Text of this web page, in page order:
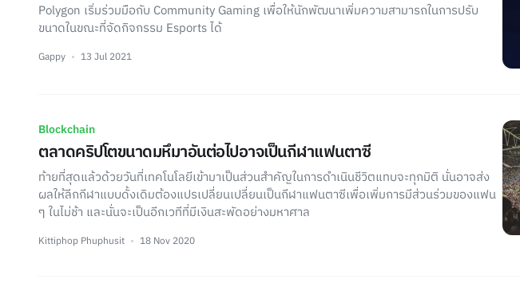
Polygon เริ่มร่วมมือกับ Community Gaming เพื่อให้นักพัฒนาเพิ่มความสามารถในการปรับ
ขนาดในขณะที่จัดกิจกรรม Esports ได้
Gappy 13 Jul 2021
Blockchain
ตลาดคริปโตขนาดมหึมาอันต่อไปอาจเป็นกีฬาแฟนตาซี
ท้ายที่สุดแล้วด้วยวันที่เทคโนโลยีเข้ามาเป็นส่วนสำคัญในการดำเนินชีวิตแทบจะทุกมิติ นั่นอาจส่ง
ผลให้ลีกกีฬาแบบดั้งเดิมต้องแปรเปลี่ยนเปลี่ยนเป็นกีฬาแฟนตาซีเพื่อเพิ่มการมีส่วนร่วมของแฟน
ๆ ในไม่ช้า และนั่นจะเป็นอีกเวทีที่มีเงินสะพัดอย่างมหาศาล
Kittiphop Phuphusit 18 Nov 2020